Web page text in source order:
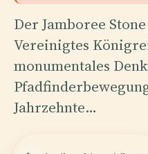
Der Jamboree
Vereinigtes
monumentales
Jahrzehnte…